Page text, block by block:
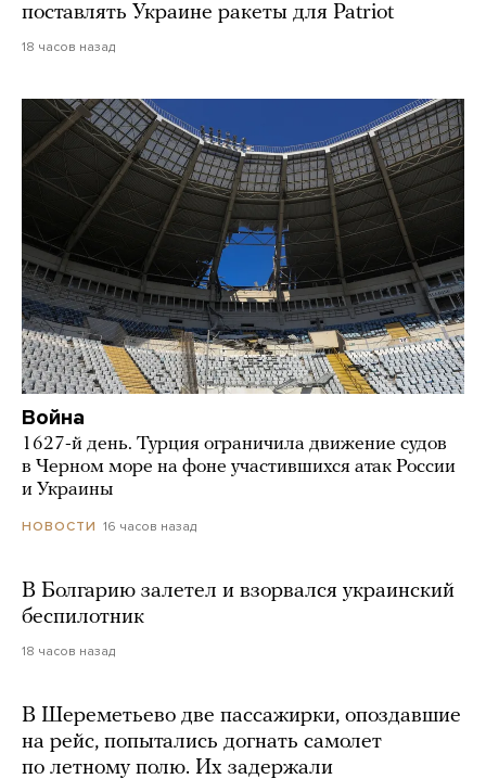
поставлять Украине ракеты для Patriot
18 часов назад
Война
1627-й день. Турция ограничила движение судов
в Черном море на фоне участившихся атак России
и Украины
НОВОСТИ 16 часов назад
В Болгарию залетел и взорвался украинский
беспилотник
18 часов назад
В Шереметьево две пассажирки, опоздавшие
на рейс, попытались догнать самолет
по летному полю. Их задержали